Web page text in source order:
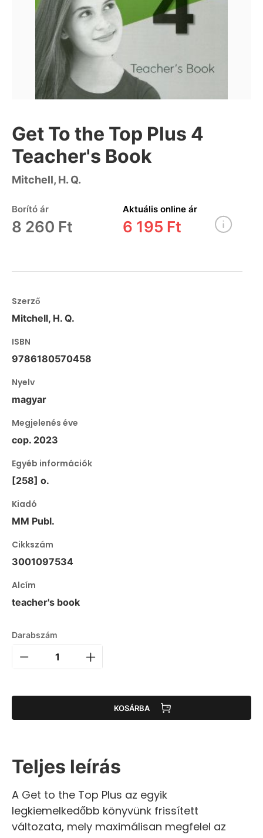
Get To the Top Plus 4
Teacher's Book
Mitchell, H. Q.
Borító ár
8 260 Ft
Aktuális online ár
6 195 Ft
Szerző
Mitchell, H. Q.
ISBN
9786180570458
Nyelv
magyar
Megjelenés éve
cop. 2023
Egyéb információk
[258] o.
Kiadó
MM Publ.
Cikkszám
3001097534
Alcím
teacher's book
Darabszám
KOSÁRBA
Teljes leírás
A Get to the Top Plus az egyik
legkiemelkedőbb könyvünk frissített
változata, mely maximálisan megfelel az